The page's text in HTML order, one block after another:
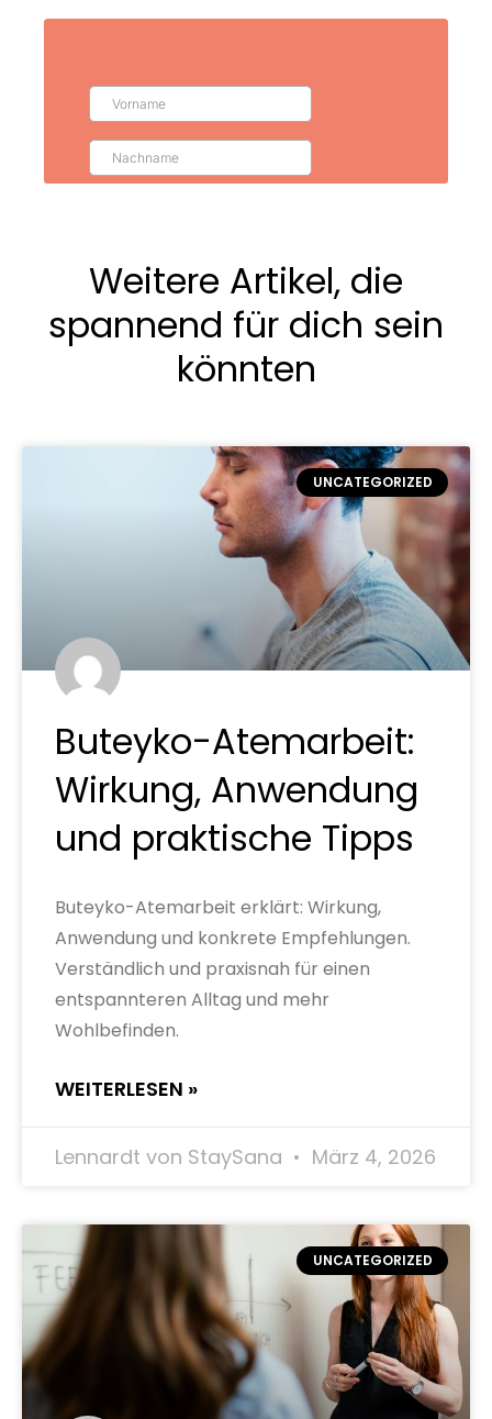
Weitere Artikel, die
spannend für dich sein
könnten
UNCATEGORIZED
Buteyko-Atemarbeit:
Wirkung, Anwendung
und praktische Tipps
Buteyko-Atemarbeit erklärt: Wirkung,
Anwendung und konkrete Empfehlungen.
Verständlich und praxisnah für einen
entspannteren Alltag und mehr
Wohlbefinden.
WEITERLESEN »
Lennardt von StaySana März 4, 2026
UNCATEGORIZED